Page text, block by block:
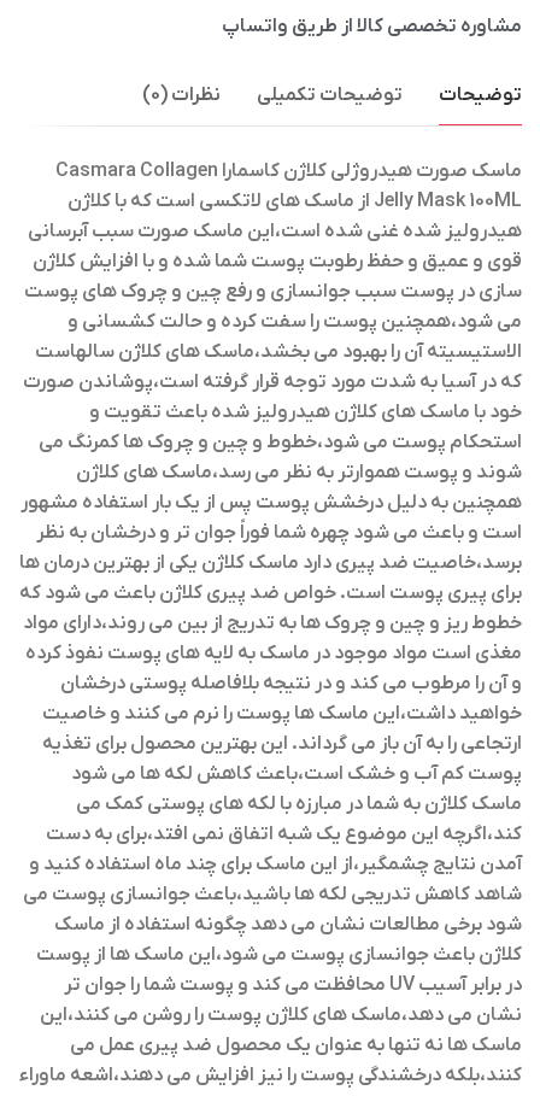
مشاوره تخصصی کالا از طریق واتساپ
توضیحات توضیحات تکمیلی نظرات (0)
ماسک صورت هیدروژلی کلاژن کاسمارا Casmara Collagen
Jelly Mask 100ML از ماسک های لاتکسی است که با کلاژن
هیدرولیز شده غنی شده است،این ماسک صورت سبب آبرسانی
قوی و عمیق و حفظ رطوبت پوست شما شده و با افزایش کلاژن
سازی در پوست سبب جوانسازی و رفع چین و چروک های پوست
می شود،همچنین پوست را سفت کرده و حالت کشسانی و
الاستیسیته آن را بهبود می بخشد،ماسک های کلاژن سالهاست
که در آسیا به شدت مورد توجه قرار گرفته است،پوشاندن صورت
خود با ماسک های کلاژن هیدرولیز شده باعث تقویت و
استحکام پوست می شود،خطوط و چین و چروک ها کمرنگ می
شوند و پوست هموارتر به نظر می رسد،ماسک های کلاژن
همچنین به دلیل درخشش پوست پس از یک بار استفاده مشهور
است و باعث می شود چهره شما فوراً جوان تر و درخشان به نظر
برسد،خاصیت ضد پیری دارد ماسک کلاژن یکی از بهترین درمان ها
برای پیری پوست است. خواص ضد پیری کلاژن باعث می شود که
خطوط ریز و چین و چروک ها به تدریج از بین می روند،دارای مواد
مغذی است مواد موجود در ماسک به لایه های پوست نفوذ کرده
و آن را مرطوب می کند و در نتیجه بلافاصله پوستی درخشان
خواهید داشت،این ماسک ها پوست را نرم می کنند و خاصیت
ارتجاعی را به آن باز می گرداند. این بهترین محصول برای تغذیه
پوست کم آب و خشک است،باعث کاهش لکه ها می شود
ماسک کلاژن به شما در مبارزه با لکه های پوستی کمک می
کند،اگرچه این موضوع یک شبه اتفاق نمی افتد،برای به دست
آمدن نتایج چشمگیر،از این ماسک برای چند ماه استفاده کنید و
شاهد کاهش تدریجی لکه ها باشید،باعث جوانسازی پوست می
شود برخی مطالعات نشان می دهد چگونه استفاده از ماسک
کلاژن باعث جوانسازی پوست می شود،این ماسک ها از پوست
در برابر آسیب UV محافظت می کند و پوست شما را جوان تر
نشان می دهد،ماسک های کلاژن پوست را روشن می کنند،این
ماسک ها نه تنها به عنوان یک محصول ضد پیری عمل می
کنند،بلکه درخشندگی پوست را نیز افزایش می دهند،اشعه ماوراء